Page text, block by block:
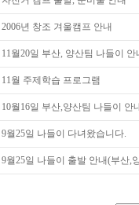
2006년 창조 겨울캠프 안내
11월20일 부산, 양산팀 나들이 안
11월 주제학습 프로그램
10월16일 부산,양산팀 나들이 안
9월25일 나들이 다녀왔습니다.
9월25일 나들이 출발 안내(부산,